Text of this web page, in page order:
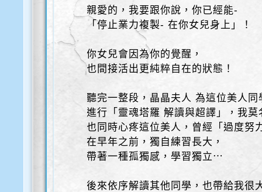
親愛的，我要跟你說，你已經能-
「停止業力複製- 在你女兒身上」！
你女兒會因為你的覺醒，
也間接活出更純粹自在的狀態！
聽完一整段，晶晶夫人 為這位美人同
進行「靈魂塔羅 解讀與超譯」，我
也同時心疼這位美人，曾經「過度努
在早年之前，獨自練習長大，
帶著一種孤獨感，學習獨立⋯
後來依序解讀其他同學，也帶給我很